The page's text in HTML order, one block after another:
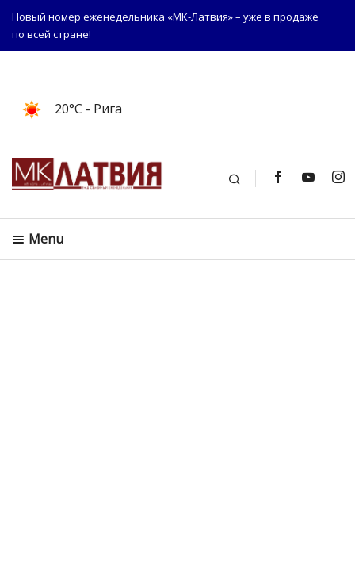
Новый номер еженедельника «МК-Латвия» – уже в продаже
по всей стране!
20°C - Рига
Поиск
Menu